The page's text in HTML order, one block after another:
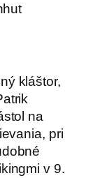
kláštor,
na
pri
v 9.